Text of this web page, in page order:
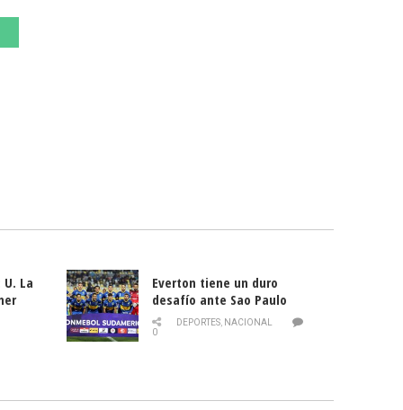
La
Everton tiene un duro
desafío ante Sao Paulo
DEPORTES, NACIONAL
0